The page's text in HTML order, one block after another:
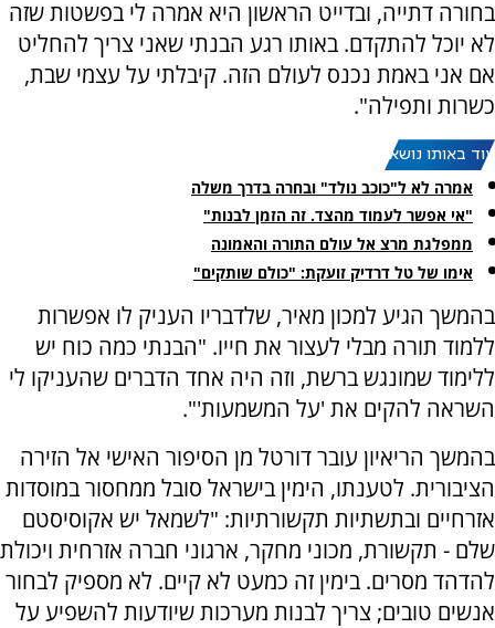
בחורה דתייה, ובדייט הראשון היא אמרה לי בפשטות שזה
לא יוכל להתקדם. באותו רגע הבנתי שאני צריך להחליט
אם אני באמת נכנס לעולם הזה. קיבלתי על עצמי שבת,
כשרות ותפילה".
עוד באותו נושא:
אמרה לא ל"כוכב נולד" ובחרה בדרך משלה
"אי אפשר לעמוד מהצד. זה הזמן לבנות"
ממפלגת מרצ אל עולם התורה והאמונה
אימו של טל דרדיק זועקת: "כולם שותקים"
בהמשך הגיע למכון מאיר, שלדבריו העניק לו אפשרות
ללמוד תורה מבלי לעצור את חייו. "הבנתי כמה כוח יש
ללימוד שמונגש ברשת, וזה היה אחד הדברים שהעניקו לי
השראה להקים את 'על המשמעות'".
בהמשך הריאיון עובר דורטל מן הסיפור האישי אל הזירה
הציבורית. לטענתו, הימין בישראל סובל ממחסור במוסדות
אזרחיים ובתשתיות תקשורתיות: "לשמאל יש אקוסיסטם
שלם - תקשורת, מכוני מחקר, ארגוני חברה אזרחית ויכולת
להדהד מסרים. בימין זה כמעט לא קיים. לא מספיק לבחור
אנשים טובים; צריך לבנות מערכות שיודעות להשפיע על